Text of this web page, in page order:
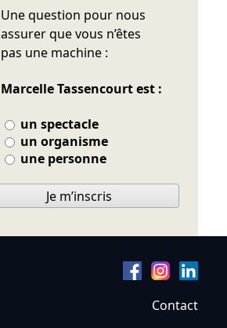
Une question pour nous
assurer que vous n’êtes
pas une machine :
Marcelle Tassencourt est :
un spectacle
un organisme
une personne
Ne pas remplir
Je m’inscris
Contact